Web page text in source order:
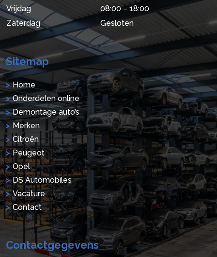
Vrijdag
08:00 – 18:00
Zaterdag
Gesloten
Sitemap
Home
Onderdelen online
Demontage auto’s
Merken
Citroën
Peugeot
Opel
DS Automobiles
Vacature
Contact
Contactgegevens